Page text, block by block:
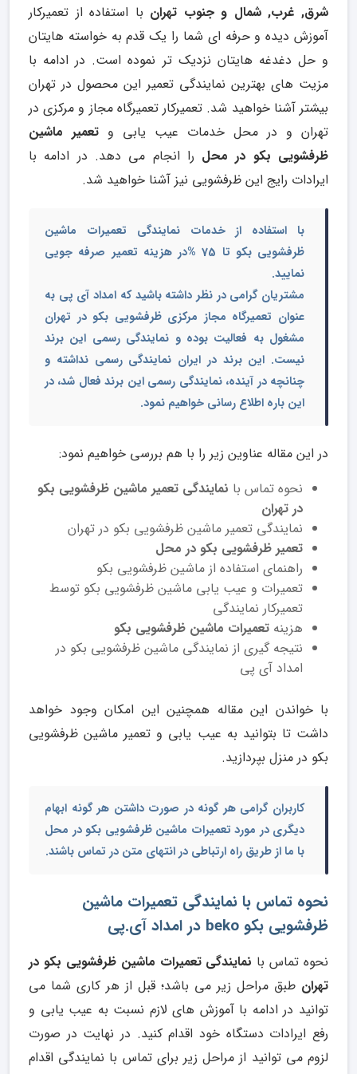
شرق, غرب, شمال و جنوب تهران با استفاده از تعمیرکار
آموزش دیده و حرفه ای شما را یک قدم به خواسته هایتان
و حل دغدغه هایتان نزدیک تر نموده است. در ادامه با
مزیت های بهترین نمایندگی تعمیر این محصول در تهران
بیشتر آشنا خواهید شد. تعمیرکار تعمیرگاه مجاز و مرکزی در
تهران و در محل خدمات عیب یابی و تعمیر ماشین
ظرفشویی بکو در محل را انجام می دهد. در ادامه با
ایرادات رایج این ظرفشویی نیز آشنا خواهید شد.
با استفاده از خدماتنمایندگی تعمیرات ماشین
ظرفشویی بکو
تا 75 %در هزینه تعمیر صرفه جویی
نمایید.
مشتریان گرامی در نظر داشته باشید که امداد آی پی به
عنوان تعمیرگاه مجاز مرکزی ظرفشویی بکو در تهران
مشغول به فعالیت بوده و نمایندگی رسمی این برند
نیست. این برند در ایران نمایندگی رسمی نداشته و
چنانچه در آینده، نمایندگی رسمی این برند فعال شد، در
این باره اطلاع رسانی خواهیم نمود.
در این مقاله عناوین زیر را با هم بررسی خواهیم نمود:
نحوه تماس با نمایندگی تعمیر ماشین ظرفشویی بکو
در تهران
نمایندگی تعمیر ماشین ظرفشویی بکو در تهران
تعمیر ظرفشویی بکو در محل
راهنمای استفاده از ماشین ظرفشویی بکو
تعمیرات و عیب یابی ماشین ظرفشویی بکو توسط
تعمیرکار نمایندگی
هزینه تعمیرات ماشین ظرفشویی بکو
نتیجه گیری از نمایندگی ماشین ظرفشویی بکو در
امداد آی پی
با خواندن این مقاله همچنین این امکان وجود خواهد
داشت تا بتوانید به عیب یابی و تعمیر ماشین ظرفشویی
بکو در منزل بپردازید.
کاربران گرامی هر گونه در صورت داشتن هر گونه ابهام
دیگری در مورد تعمیرات ماشین ظرفشویی بکو در محل
با ما از طریق راه ارتباطی در انتهای متن در تماس باشند.
نحوه تماس با نمایندگی تعمیرات ماشین
ظرفشویی بکو beko در امداد آی.پی
نحوه تماس با نمایندگی تعمیرات ماشین ظرفشویی بکو در
تهران طبق مراحل زیر می باشد؛ قبل از هر کاری شما می
توانید در ادامه با آموزش های لازم نسبت به عیب یابی و
رفع ایرادات دستگاه خود اقدام کنید. در نهایت در صورت
لزوم می توانید از مراحل زیر برای تماس با نمایندگی اقدام